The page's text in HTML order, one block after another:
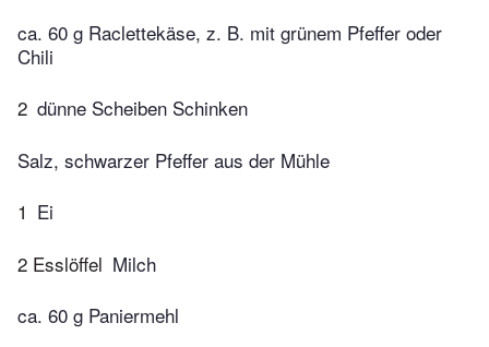
ca. 60 g Raclettekäse, z. B. mit grünem Pfeffer oder
Chili
2 dünne Scheiben Schinken
Salz, schwarzer Pfeffer aus der Mühle
1 Ei
2 Esslöffel Milch
ca. 60 g Paniermehl